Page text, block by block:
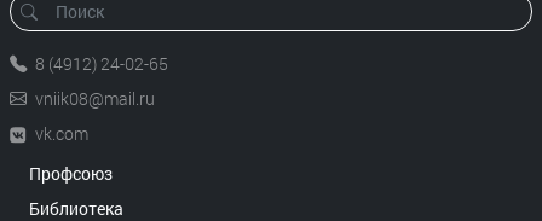
8 (4912) 24-02-65
vniik08@mail.ru
vk.com
Профсоюз
Библиотека